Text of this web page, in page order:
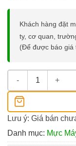
Khách hàng đặt
ty, cơ quan,
(Để được báo giá
Mực inkMAX IM-151
Lưu ý: Giá bán
Danh mục: Mực